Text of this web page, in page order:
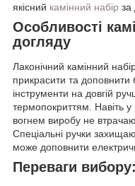
якісний камінний набір за
Особливості
догляду
Лаконічний камінний
прикрасити та доповнити
інструменти на довгій
термопокриттям. Навіть у
вогнем виробу не
Спеціальні ручки
може доповнити
Переваги вибору: